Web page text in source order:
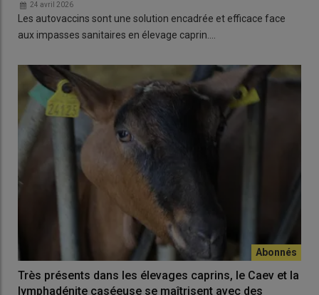
24 avril 2026
Les autovaccins sont une solution encadrée et efficace face
aux impasses sanitaires en élevage caprin.…
Très présents dans les élevages caprins, le Caev et la
lymphadénite caséeuse se maîtrisent avec des